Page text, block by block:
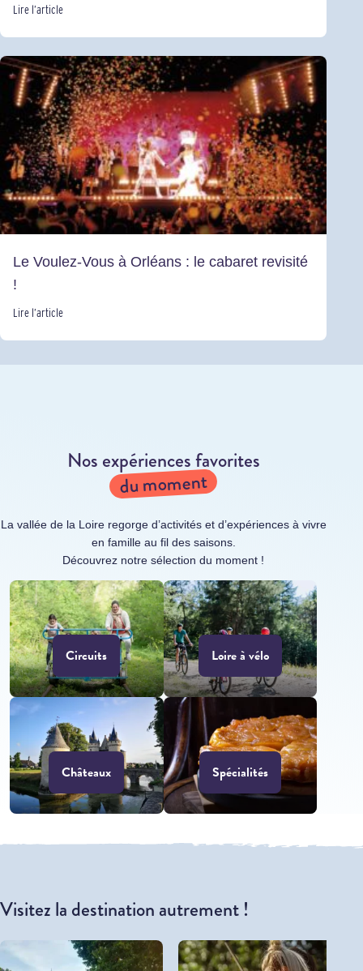
Lire l’article
Le Voulez-Vous à Orléans : le cabaret revisité
!
Lire l’article
Nos expériences favorites
du moment
La vallée de la Loire regorge d’activités et d’expériences à vivre
en famille au fil des saisons.
Découvrez notre sélection du moment !
Circuits Loire à vélo
Châteaux Spécialités
Visitez la destination autrement !